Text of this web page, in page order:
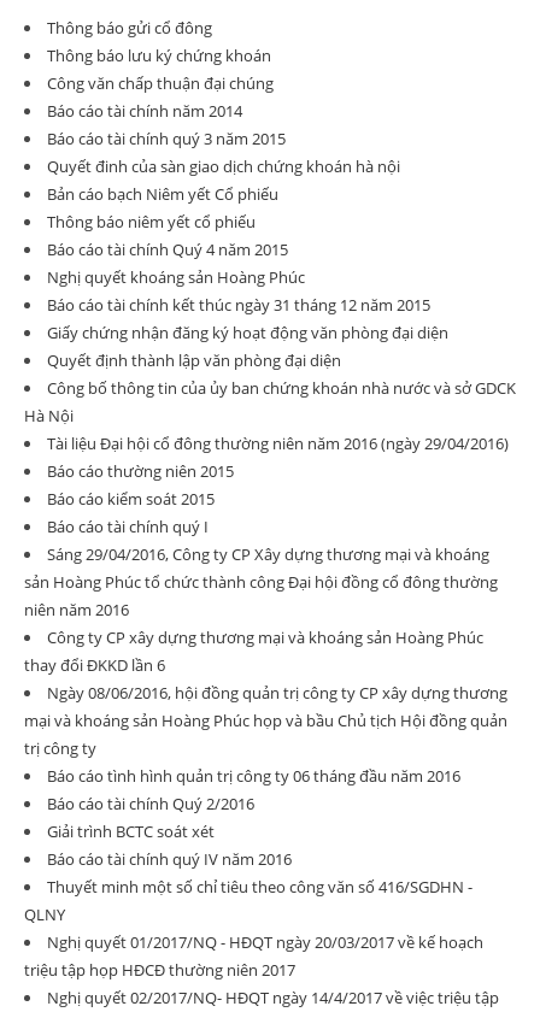
Thông báo gửi cổ đông
Thông báo lưu ký chứng khoán
Công văn chấp thuận đại chúng
Báo cáo tài chính năm 2014
Báo cáo tài chính quý 3 năm 2015
Quyết đinh của sàn giao dịch chứng khoán hà nội
Bản cáo bạch Niêm yết Cổ phiếu
Thông báo niêm yết cổ phiếu
Báo cáo tài chính Quý 4 năm 2015
Nghị quyết khoáng sản Hoàng Phúc
Báo cáo tài chính kết thúc ngày 31 tháng 12 năm 2015
Giấy chứng nhận đăng ký hoạt động văn phòng đại diện
Quyết định thành lập văn phòng đại diện
Công bố thông tin của ủy ban chứng khoán nhà nước và sở GDCK
Hà Nội
Tài liệu Đại hội cổ đông thường niên năm 2016 (ngày 29/04/2016)
Báo cáo thường niên 2015
Báo cáo kiểm soát 2015
Báo cáo tài chính quý I
Sáng 29/04/2016, Công ty CP Xây dựng thương mại và khoáng
sản Hoàng Phúc tổ chức thành công Đại hội đồng cổ đông thường
niên năm 2016
Công ty CP xây dựng thương mại và khoáng sản Hoàng Phúc
thay đổi ĐKKD lần 6
Ngày 08/06/2016, hội đồng quản trị công ty CP xây dựng thương
mại và khoáng sản Hoàng Phúc họp và bầu Chủ tịch Hội đồng quản
trị công ty
Báo cáo tình hình quản trị công ty 06 tháng đầu năm 2016
Báo cáo tài chính Quý 2/2016
Giải trình BCTC soát xét
Báo cáo tài chính quý IV năm 2016
Thuyết minh một số chỉ tiêu theo công văn số 416/SGDHN -
QLNY
Nghị quyết 01/2017/NQ - HĐQT ngày 20/03/2017 về kế hoạch
triệu tập họp HĐCĐ thường niên 2017
Nghị quyết 02/2017/NQ- HĐQT ngày 14/4/2017 về việc triệu tập